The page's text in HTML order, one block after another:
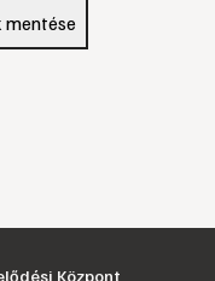
mentése
Központ